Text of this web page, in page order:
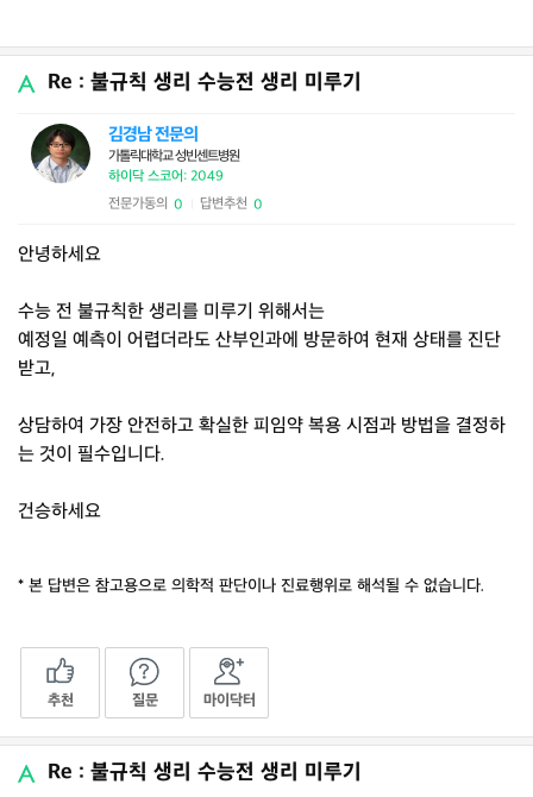
Re : 불규칙 생리 수능전 생리 미루기
김경남 전문의
가톨릭대학교 성빈센트병원
하이닥 스코어: 2049
전문가동의 0 답변추천 0
안녕하세요
수능 전 불규칙한 생리를 미루기 위해서는
예정일 예측이 어렵더라도 산부인과에 방문하여 현재 상태를 진단
받고,
상담하여 가장 안전하고 확실한 피임약 복용 시점과 방법을 결정하
는 것이 필수입니다.
건승하세요
* 본 답변은 참고용으로 의학적 판단이나 진료행위로 해석될 수 없습니다.
추천 질문 마이닥터
Re : 불규칙 생리 수능전 생리 미루기